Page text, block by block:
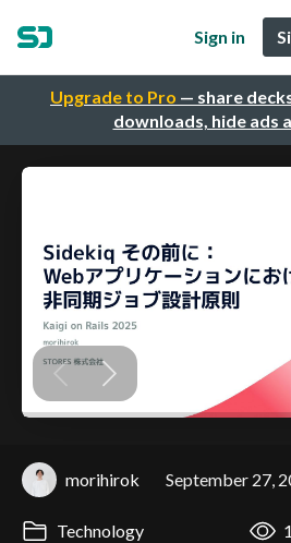
Upgrade to Pro — share
downloads, hide ads
Sign in
morihirok September 27,
Technology